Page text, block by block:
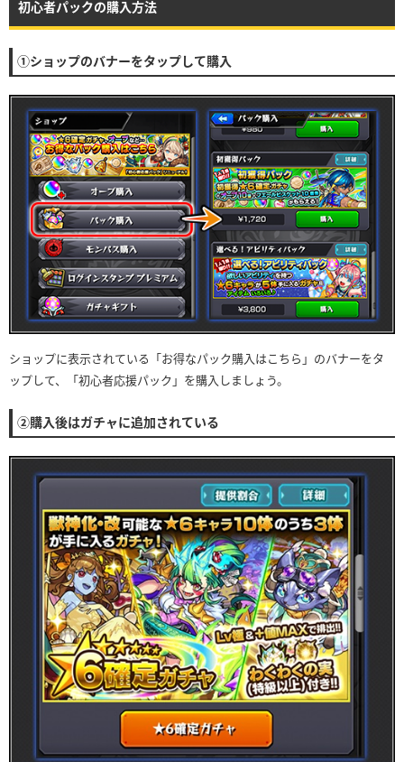
初心者パックの購入方法
①ショップのバナーをタップして購入
ショップに表示されている「お得なパック購入はこちら」のバナーをタ
ップして、「初心者応援パック」を購入しましょう。
②購入後はガチャに追加されている